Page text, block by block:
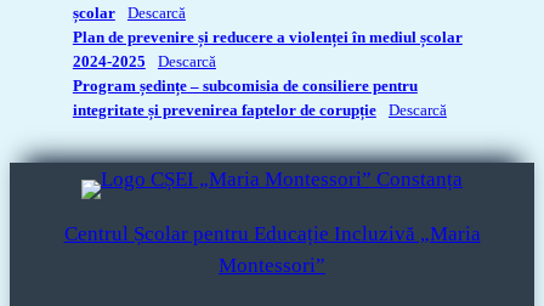
școlar
Descarcă
Plan de prevenire și reducere a violenței în mediul școlar
2024-2025
Descarcă
Program ședințe – subcomisia de consiliere pentru
integritate și prevenirea faptelor de corupție
Descarcă
Centrul Școlar pentru Educație Incluzivă „Maria
Montessori”